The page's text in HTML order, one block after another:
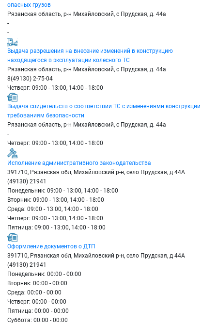
опасных грузов
Рязанская область, р-н Михайловский, с Прудская, д. 44а
-
-
Выдача разрешения на внесение изменений в конструкцию
находящегося в эксплуатации колесного ТС
Рязанская область, р-н Михайловский, с Прудская, д. 44а
8(49130) 2-75-04
Четверг: 09:00 - 13:00, 14:00 - 18:00
Выдача свидетельств о соответствии ТС с изменениями конструкции
требованиям безопасности
Рязанская область, р-н Михайловский, с Прудская, д. 44а
-
Четверг: 09:00 - 13:00, 14:00 - 18:00
Исполнение административного законодательства
391710, Рязанская обл, Михайловский р-н, село Прудская, д 44А
(49130) 21941
Понедельник: 09:00 - 13:00, 14:00 - 18:00
Вторник: 09:00 - 13:00, 14:00 - 18:00
Среда: 09:00 - 13:00, 14:00 - 18:00
Четверг: 09:00 - 13:00, 14:00 - 18:00
Пятница: 09:00 - 13:00, 14:00 - 18:00
Оформление документов о ДТП
391710, Рязанская обл, Михайловский р-н, село Прудская, д 44А
(49130) 21941
Понедельник: 00:00 - 00:00
Вторник: 00:00 - 00:00
Среда: 00:00 - 00:00
Четверг: 00:00 - 00:00
Пятница: 00:00 - 00:00
Суббота: 00:00 - 00:00